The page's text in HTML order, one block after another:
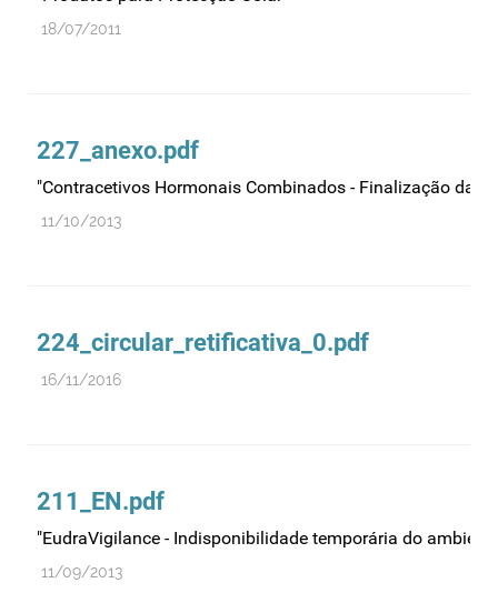
Locais de venda
Medicamentos genéricos
Medicamentos homeopáticos
Medicinas alternativas
Prescrição
Publicidade
Qualidade e normalização
Reações adversas
18/07/2011
227_anexo.pdf
"Contracetivos Hormonais Combinados - Finalização da
11/10/2013
224_circular_retificativa_0.pdf
16/11/2016
211_EN.pdf
"EudraVigilance - Indisponibilidade temporária do
11/09/2013